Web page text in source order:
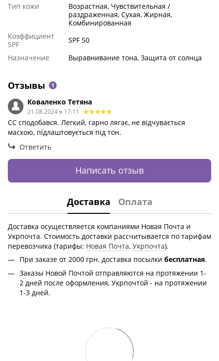
Тип кожи
Возрастная, Чувствительная /
раздраженная, Сухая, Жирная,
Комбинированная
Коэффициент
SPF
SPF 50
Назначение
Выравнивание тона, Защита от солнца
Отзывы 1
Коваленко Тетяна
21.08.2024 в 17:11
СС сподобався. Легкий, гарно лягає, не відчувається
маскою, підлаштовується під тон.
Ответить
Написать отзыв
Доставка Оплата
Доставка осуществляется компаниями Новая Почта и
Укрпочта. Стоимость доставки рассчитывается по тарифам
перевозчика (тарифы: Новая Почта, Укрпочта).
При заказе от 2000 грн. доставка посылки бесплатная.
Заказы Новой Почтой отправляются на протяжении 1-
2 дней после оформления, Укрпочтой - на протяжении
1-3 дней.